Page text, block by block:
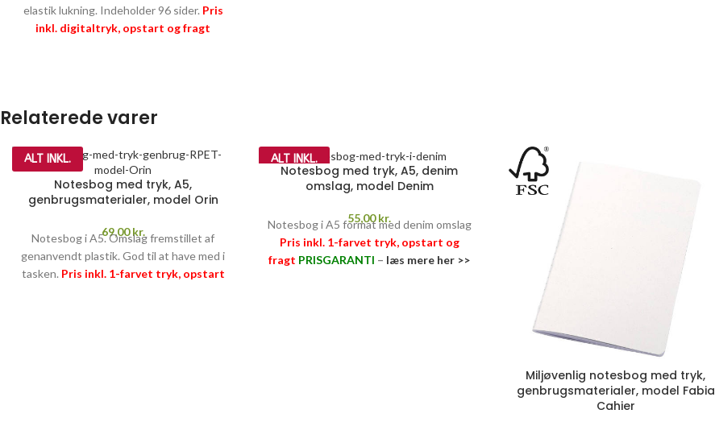
elastik lukning. Indeholder 96 sider. Pris
inkl. digitaltryk, opstart og fragt
Relaterede varer
ALT INKL.
Notesbog med tryk, A5,
genbrugsmaterialer, model Orin
69,00kr.
Notesbog i A5. Omslag fremstillet af
genanvendt plastik. God til at have med i
tasken. Pris inkl. 1-farvet tryk, opstart
ALT INKL.
Notesbog med tryk, A5, denim
omslag, model Denim
55,00kr.
Notesbog i A5 format med denim omslag
Pris inkl. 1-farvet tryk, opstart og
fragt PRISGARANTI – læs mere her >>
Miljøvenlig notesbog med tryk,
genbrugsmaterialer, model Fabia
Cahier